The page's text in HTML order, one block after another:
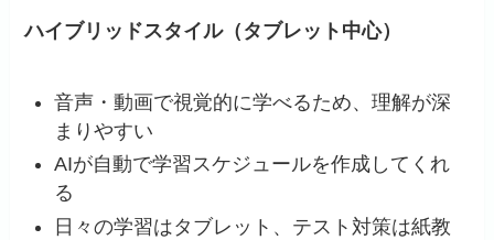
ハイブリッドスタイル（タブレット中心）
音声・動画で視覚的に学べるため、理解が深
まりやすい
AIが自動で学習スケジュールを作成してくれ
る
日々の学習はタブレット、テスト対策は紙教